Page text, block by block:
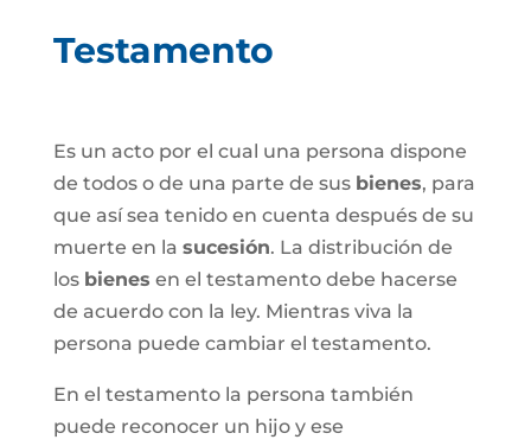
Testamento
Es un acto por el cual una persona dispone
de todos o de una parte de sus bienes, para
que así sea tenido en cuenta después de su
muerte en la sucesión. La distribución de
los bienes en el testamento debe hacerse
de acuerdo con la ley. Mientras viva la
persona puede cambiar el testamento.
En el testamento la persona también
puede reconocer un hijo y ese